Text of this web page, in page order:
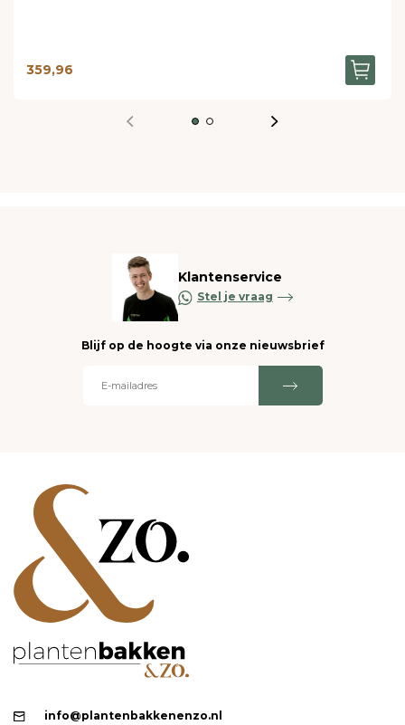
359,96
Klantenservice
Stel je vraag
Blijf op de hoogte via onze nieuwsbrief
info@plantenbakkenenzo.nl